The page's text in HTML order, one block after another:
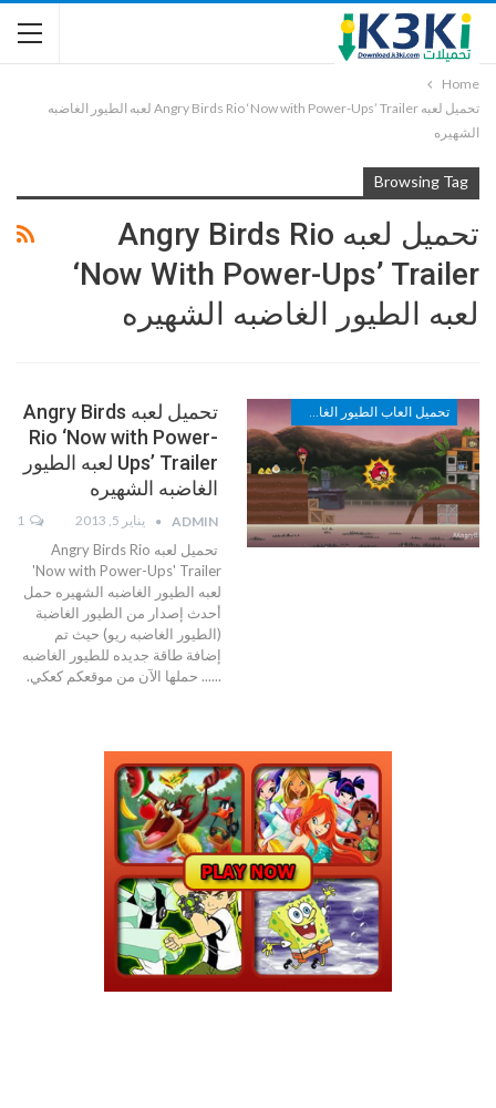
Home
تحميل لعبه Angry Birds Rio ‘Now with Power-Ups’ Trailer لعبه الطيور الغاضبه
الشهيره
Browsing Tag
تحميل لعبه Angry Birds Rio
‘Now With Power-Ups’ Trailer
لعبه الطيور الغاضبه الشهيره
تحميل العاب الطيور الغاضبه
تحميل لعبه Angry Birds
Rio ‘Now with Power-
Ups’ Trailer لعبه الطيور
الغاضبه الشهيره
ADMIN يناير 5, 2013
تحميل لعبه Angry Birds Rio
'Now with Power-Ups' Trailer
لعبه الطيور الغاضبه الشهيره حمل
أحدث إصدار من الطيور الغاضبة
(الطيور الغاضبه ريو) حيث تم
إضافة طاقة جديده للطيور الغاضبه
...... حملها الآن من موقعكم كعكي.